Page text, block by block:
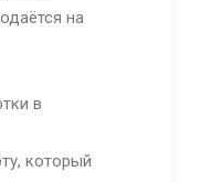
на
в
который